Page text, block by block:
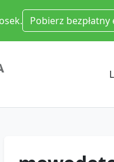
Pobierz bezpłatny